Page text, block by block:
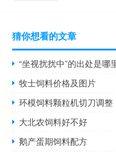
猜你想看的文章
“坐视扰扰中”的出处是哪
牧士饲料价格及图片
环模饲料颗粒机切刀调整
大北农饲料好不好
鹅产蛋期饲料配方